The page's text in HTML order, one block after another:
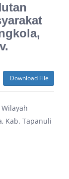
Download File
Kab. Tapanuli